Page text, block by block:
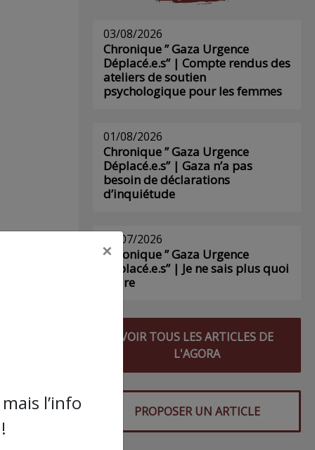
03/08/2026
Chronique ” Gaza Urgence
Déplacé.e.s” | Compte rendus des
ateliers de soutien
psychologique pour les femmes
01/08/2026
Chronique ” Gaza Urgence
Déplacé.e.s” | Gaza n’a pas
besoin de déclarations
d’inquiétude
29/07/2026
Chronique ” Gaza Urgence
Déplacé.e.s” | Je ne sais plus quoi
écrire
VOIR TOUS LES ARTICLES DE
L'AGORA
PROPOSER UN ARTICLE
×
l’info